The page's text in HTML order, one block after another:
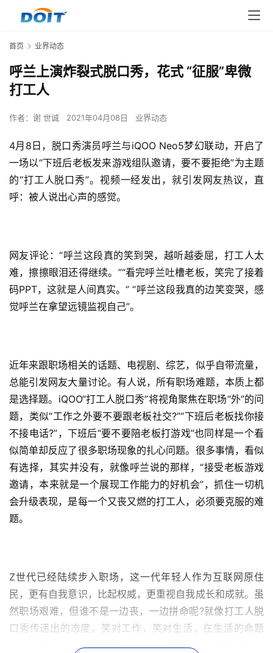
首页 业界动态
呼兰上演炸裂式脱口秀，花式 “征服”卑微
打工人
作者： 谢 世诚 2021年04月08日 业界动态
4月8日，脱口秀演员呼兰与iQOO Neo5梦幻联动，开启了
一场以“下班后老板发来游戏组队邀请，要不要拒绝”为主题
的“打工人脱口秀”。视频一经发出，就引发网友热议，直
呼：被人说出心声的感觉。
网友评论：“呼兰这段真的笑到哭，越听越委屈，打工人太
难，擦擦眼泪还得继续。”“看完呼兰吐槽老板，笑完了接着
码PPT，这就是人间真实。” “呼兰这段我真的边笑变哭，感
觉呼兰在拿望远镜监视自己”。
近年来跟职场相关的话题、电视剧、综艺，似乎自带流量，
总能引发网友大量讨论。有人说，所有职场难题，本质上都
是选择题。iQOO“打工人脱口秀”将视角聚焦在职场“外”的问
题，类似“工作之外要不要跟老板社交?”“下班后老板找你接
不接电话?”，下班后“要不要陪老板打游戏”也同样是一个看
似简单却反应了很多职场现象的扎心问题。很多事情，看似
有选择，其实并没有，就像呼兰说的那样，“接受老板游戏
邀请，本来就是一个展现工作能力的好机会”，抓住一切机
会升级表现，是每一个又丧又燃的打工人，必须要克服的难
题。
Z世代已经陆续步入职场，这一代年轻人作为互联网原住
民，更有自我意识，比起权威，更重视自我成长和成就。虽
然职场艰难，但谁不是一边丧，一边拼命呢?就像打工人脱
口秀传递出的态度，笑对工作，笑对生活，在生活的命题
前，归根结底“你才是甲方”。iQOO这场脱口秀另辟蹊径，